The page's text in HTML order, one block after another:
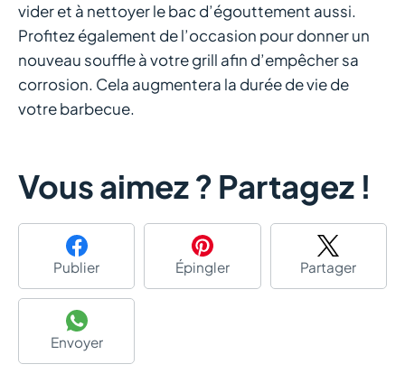
vider et à nettoyer le bac d’égouttement aussi.
Profitez également de l’occasion pour donner un
nouveau souffle à votre grill afin d’empêcher sa
corrosion. Cela augmentera la durée de vie de
votre barbecue.
Vous aimez ? Partagez !
Publier Épingler Partager
Envoyer